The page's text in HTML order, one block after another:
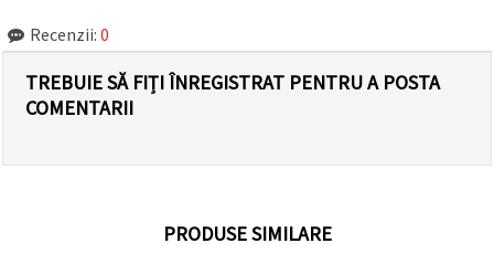
Recenzii: 0
TREBUIE SĂ FIȚI ÎNREGISTRAT PENTRU A POSTA
COMENTARII
PRODUSE SIMILARE